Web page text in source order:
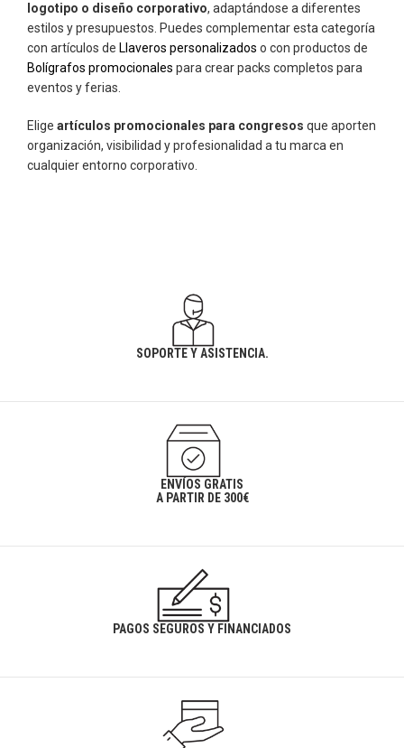
logotipo o diseño corporativo, adaptándose a diferentes
estilos y presupuestos. Puedes complementar esta categoría
con artículos de Llaveros personalizados o con productos de
Bolígrafos promocionales para crear packs completos para
eventos y ferias.
Elige artículos promocionales para congresos que aporten
organización, visibilidad y profesionalidad a tu marca en
cualquier entorno corporativo.
SOPORTE Y ASISTENCIA.
ENVÍOS GRATIS
A PARTIR DE 300€
PAGOS SEGUROS Y FINANCIADOS